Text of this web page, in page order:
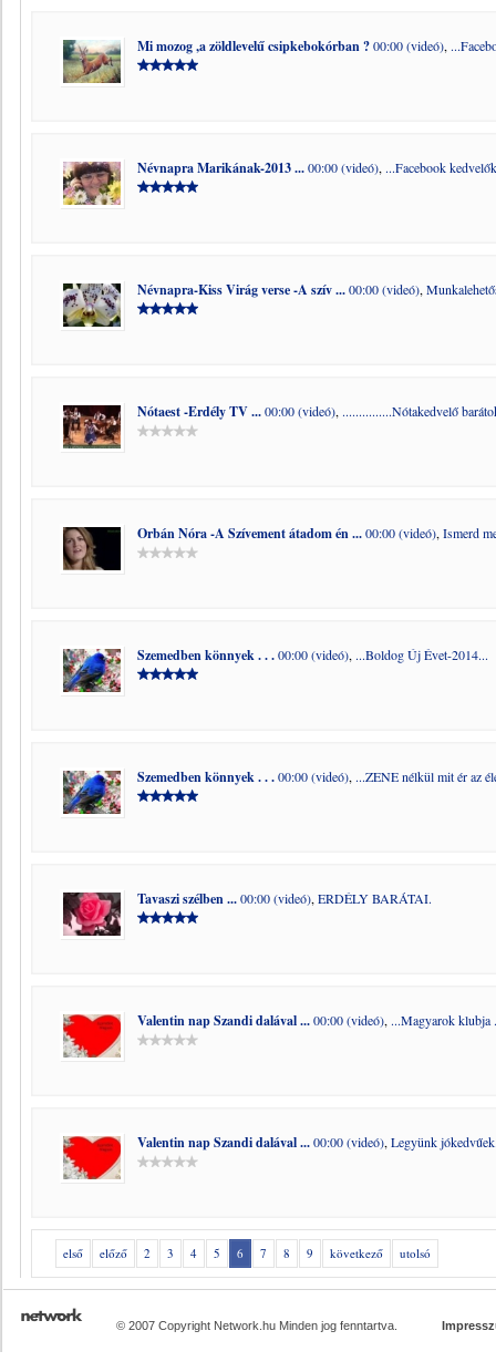
Mi mozog ,a zöldlevelű csipkebokórban ?00:00 (videó),
Névnapra Marikának-2013 ...00:00 (videó), ...Facebook
Névnapra-Kiss Virág verse -A szív ...00:00 (videó),
Nótaest -Erdély TV ...00:00 (videó), ...............Nótakedvelő
Orbán Nóra -A Szívement átadom én ...00:00 (videó), Ismerd
Szemedben könnyek . . .00:00 (videó), ...Boldog Új Évet-2014...
Szemedben könnyek . . .00:00 (videó), ...ZENE nélkül mit ér az
Tavaszi szélben ...00:00 (videó), ERDÉLY BARÁTAI.
Valentin nap Szandi dalával ...00:00 (videó), ...Magyarok klubja
Valentin nap Szandi dalával ...00:00 (videó), Legyünk
első előző 2 3 4 5 6 7 8 9 következő utolsó
© 2007 Copyright Network.hu Minden jog fenntartva.